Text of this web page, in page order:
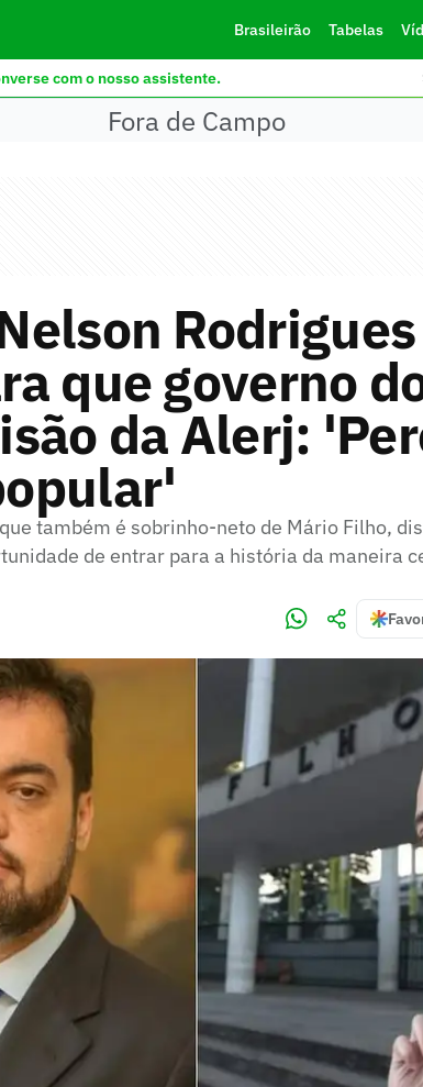
Brasileirão Tabelas
com o nosso assistente.
Fora de Campo
que governo
da Alerj:
também é sobrinho-neto de Mário Filho,
de entrar para a história da maneira